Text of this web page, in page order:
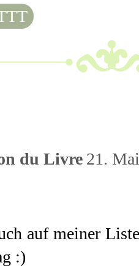
du Livre 21.
auf meiner
:)